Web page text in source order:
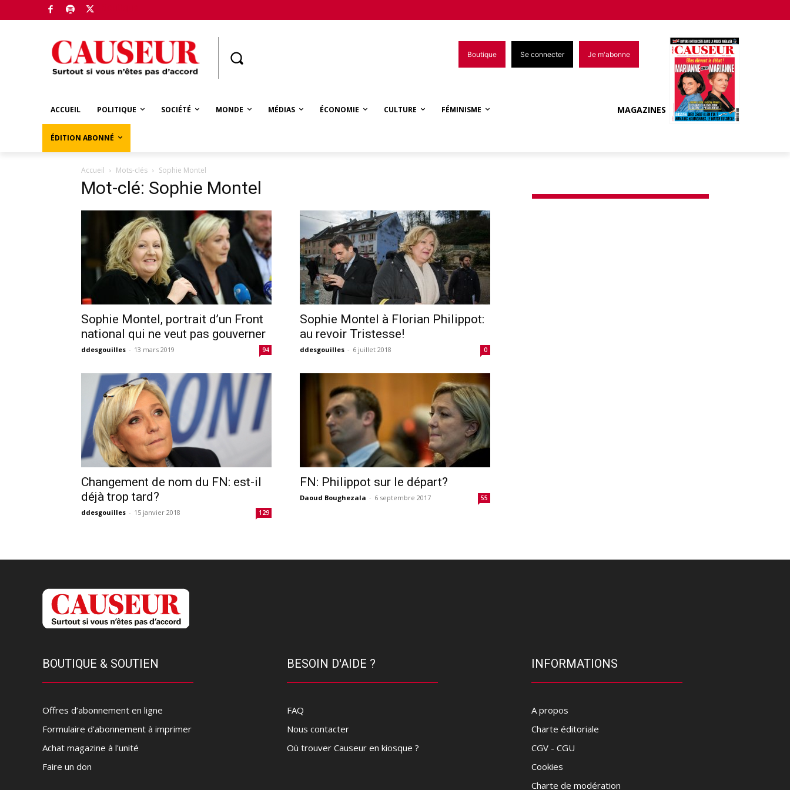
Boutique Se connecter Je m'abonne
ACCUEIL POLITIQUE SOCIÉTÉ MONDE MÉDIAS ÉCONOMIE CULTURE FÉMINISME
ÉDITION ABONNÉ
MAGAZINES
Accueil Mots-clés Sophie Montel
Mot-clé: Sophie Montel
Sophie Montel, portrait d’un Front
national qui ne veut pas gouverner
ddesgouilles - 13 mars 2019 94
Sophie Montel à Florian Philippot:
au revoir Tristesse!
ddesgouilles - 6 juillet 2018 0
Changement de nom du FN: est-il
déjà trop tard?
ddesgouilles - 15 janvier 2018 129
FN: Philippot sur le départ?
Daoud Boughezala - 6 septembre 2017 55
BOUTIQUE & SOUTIEN
Offres d’abonnement en ligne
Formulaire d'abonnement à imprimer
Achat magazine à l'unité
Faire un don
BESOIN D'AIDE ?
FAQ
Nous contacter
Où trouver Causeur en kiosque ?
INFORMATIONS
A propos
Charte éditoriale
CGV - CGU
Cookies
Charte de modération